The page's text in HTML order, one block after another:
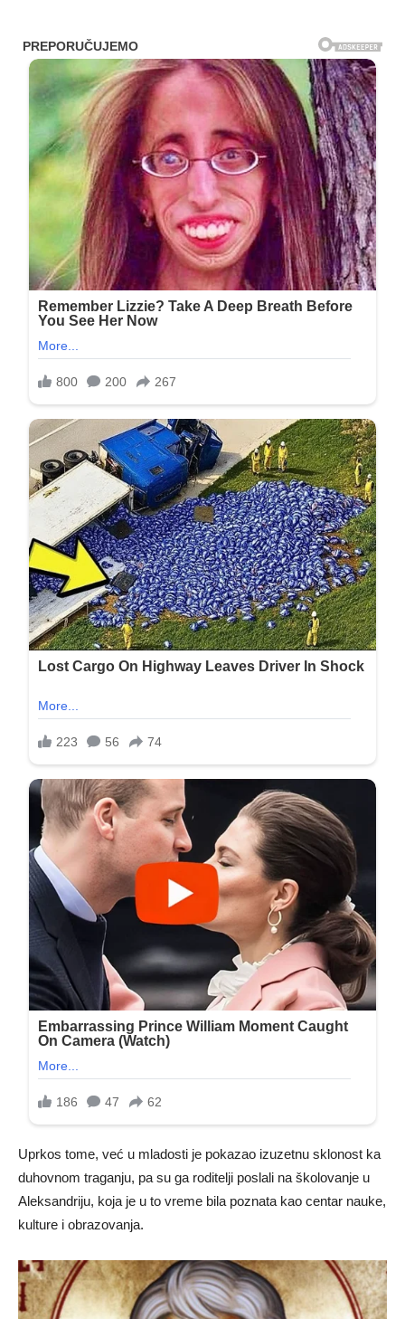
Uprkos tome, već u mladosti je pokazao izuzetnu sklonost ka
duhovnom traganju, pa su ga roditelji poslali na školovanje u
Aleksandriju, koja je u to vreme bila poznata kao centar nauke,
kulture i obrazovanja.